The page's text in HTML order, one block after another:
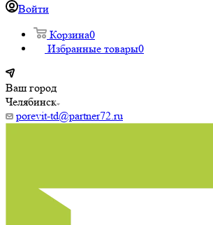
Войти
Корзина0
Избранные товары0
Ваш город
Челябинск
porevit-td@partner72.ru